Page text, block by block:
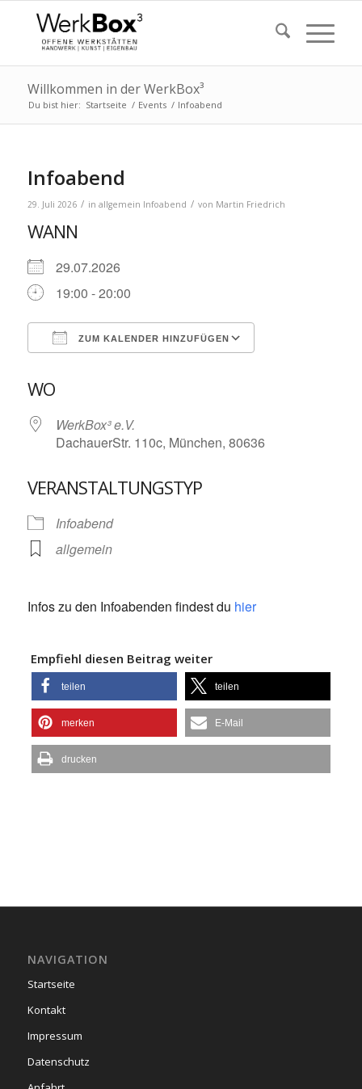
Willkommen in der WerkBox³
Du bist hier: Startseite / Events / Infoabend
Infoabend
29. Juli 2026 / in allgemein Infoabend / von Martin Friedrich
WANN
29.07.2026
19:00 - 20:00
ZUM KALENDER HINZUFÜGEN
WO
WerkBox³ e.V.
DachauerStr. 110c, München, 80636
VERANSTALTUNGSTYP
Infoabend
allgemein
Infos zu den Infoabenden findest du hier
Empfiehl diesen Beitrag weiter
teilen teilen
merken E-Mail
drucken
NAVIGATION
Startseite
Kontakt
Impressum
Datenschutz